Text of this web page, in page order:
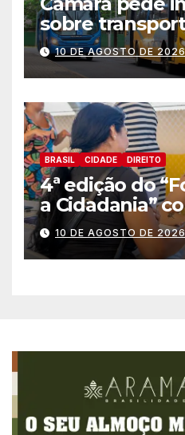
sobre
melhorias na
Foz
10 DE AGOSTO DE 2026
BRASIL CIDADE DIREITO
4ª edição do
a Cidadania”
feira (13) com
serviços
gratuitos
10 DE AGOSTO DE 2026